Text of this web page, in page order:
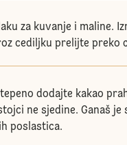
za kuvanje i maline.
cediljku prelijte preko
dodajte kakao
ne sjedine. Ganaš je
poslastica.